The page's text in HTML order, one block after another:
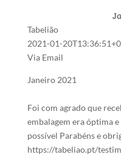
Tabelião
2021-01-
Via Email
Janeiro 2021
Foi com agrado que
embalagem era óptima
possível Parabéns e
https://tabeliao.pt/